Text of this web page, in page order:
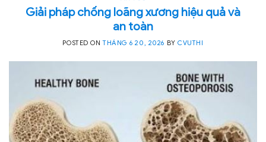
Giải pháp chống loãng xương hiệu quả và
an toàn
POSTED ONTHÁNG 6 20, 2026 BYCVUTHI